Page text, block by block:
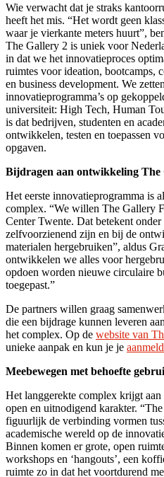
Wie verwacht dat je straks
heeft het mis. “Het wordt geen
waar je vierkante meters huurt”,
The Gallery 2 is uniek voor
in dat we het innovatieproces
ruimtes voor ideation, bootcamps,
en business development. We
innovatieprogramma’s op
universiteit: High Tech, Human
is dat bedrijven, studenten en
ontwikkelen, testen en toepassen
opgaven.
Bijdragen aan ontwikkeling The
Het eerste innovatieprogramma is
complex. “We willen The Gallery
Center Twente. Dat betekent
zelfvoorzienend zijn en bij de
materialen hergebruiken”, aldus
ontwikkelen we alles voor
opdoen worden nieuwe circulaire
toegepast.”
De partners willen graag
die een bijdrage kunnen leveren
het complex. Op de website van
unieke aanpak en kun je je
Meebewegen met behoefte
Het langgerekte complex krijgt aan
open en uitnodigend karakter.
figuurlijk de verbinding vormen
academische wereld op de
Binnen komen er grote, open
workshops en ‘hangouts’, een
ruimte zo in dat het voortdurend